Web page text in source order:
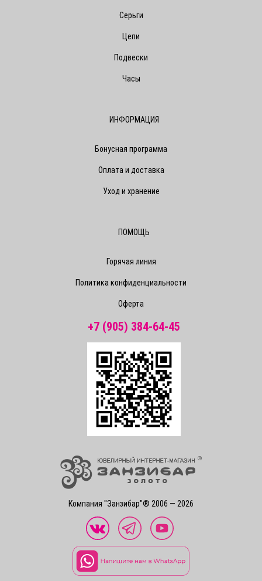
Компания "Занзибар"® 2006 — 2026
Серьги
Цепи
Подвески
Часы
ИНФОРМАЦИЯ
Бонусная программа
Оплата и доставка
Уход и хранение
ПОМОЩЬ
Горячая линия
Политика конфиденциальности
Оферта
+7 (905) 384-64-45